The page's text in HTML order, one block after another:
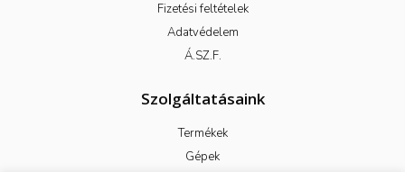
Fizetési feltételek
Adatvédelem
Á.SZ.F.
Szolgáltatásaink
Termékek
Gépek